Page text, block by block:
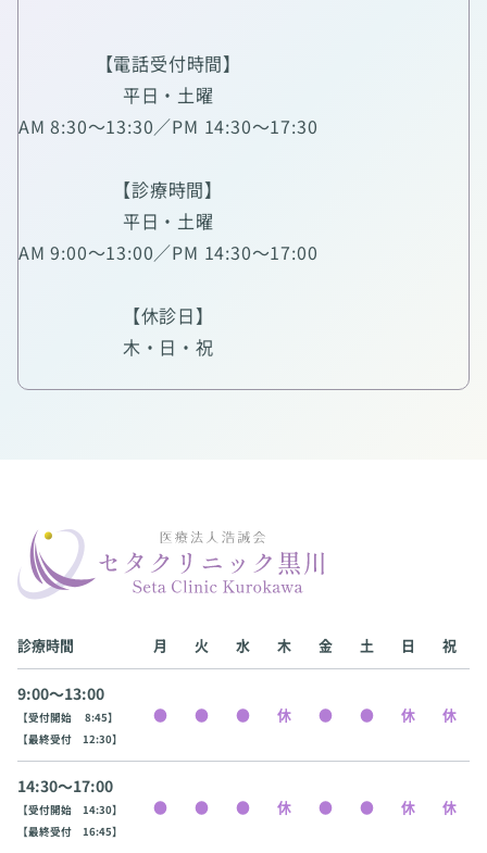
【電話受付時間】
平日・土曜
AM 8:30～13:30／PM 14:30～17:30
【診療時間】
平日・土曜
AM 9:00～13:00／PM 14:30～17:00
【休診日】
木・日・祝
診療時間 月 火 水 木 金 土 日 祝
9:00〜13:00
【受付開始 8:45】
【最終受付 12:30】
14:30〜17:00
【受付開始 14:30】
【最終受付 16:45】